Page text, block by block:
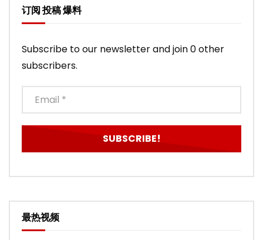
订阅 投稿 爆料
Subscribe to our newsletter and join 0 other
subscribers.
最热视频